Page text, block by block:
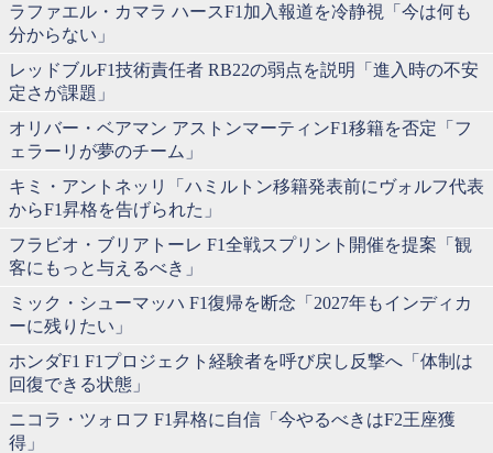
ラファエル・カマラ ハースF1加入報道を冷静視「今は何も
分からない」
レッドブルF1技術責任者 RB22の弱点を説明「進入時の不安
定さが課題」
オリバー・ベアマン アストンマーティンF1移籍を否定「フ
ェラーリが夢のチーム」
キミ・アントネッリ「ハミルトン移籍発表前にヴォルフ代表
からF1昇格を告げられた」
フラビオ・ブリアトーレ F1全戦スプリント開催を提案「観
客にもっと与えるべき」
ミック・シューマッハ F1復帰を断念「2027年もインディカ
ーに残りたい」
ホンダF1 F1プロジェクト経験者を呼び戻し反撃へ「体制は
回復できる状態」
ニコラ・ツォロフ F1昇格に自信「今やるべきはF2王座獲
得」